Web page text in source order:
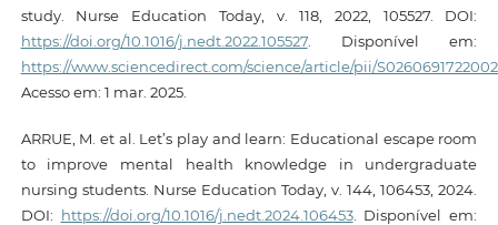
study. Nurse Education Today, v. 118, 2022, 105527. DOI:
https://doi.org/10.1016/j.nedt.2022.105527. Disponível em:
https://www.sciencedirect.com/science/article/pii/
Acesso em: 1 mar. 2025.
ARRUE, M. et al. Let’s play and learn: Educational escape room
to improve mental health knowledge in undergraduate
nursing students. Nurse Education Today, v. 144, 106453, 2024.
DOI: https://doi.org/10.1016/j.nedt.2024.106453. Disponível em: